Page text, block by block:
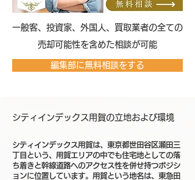
​一般客、投資家、外国人、買取業者の全ての
売却可能性を含めた相談が可能
編集部に無料相談をする
シティインデックス用賀の立地および環境
シティインデックス用賀は、東京都世田谷区瀬田三
丁目という、用賀エリアの中でも住宅地としての落
ち着きと幹線道路へのアクセス性を併せ持つポジシ
ョンに位置しています。用賀という地名は、東急田